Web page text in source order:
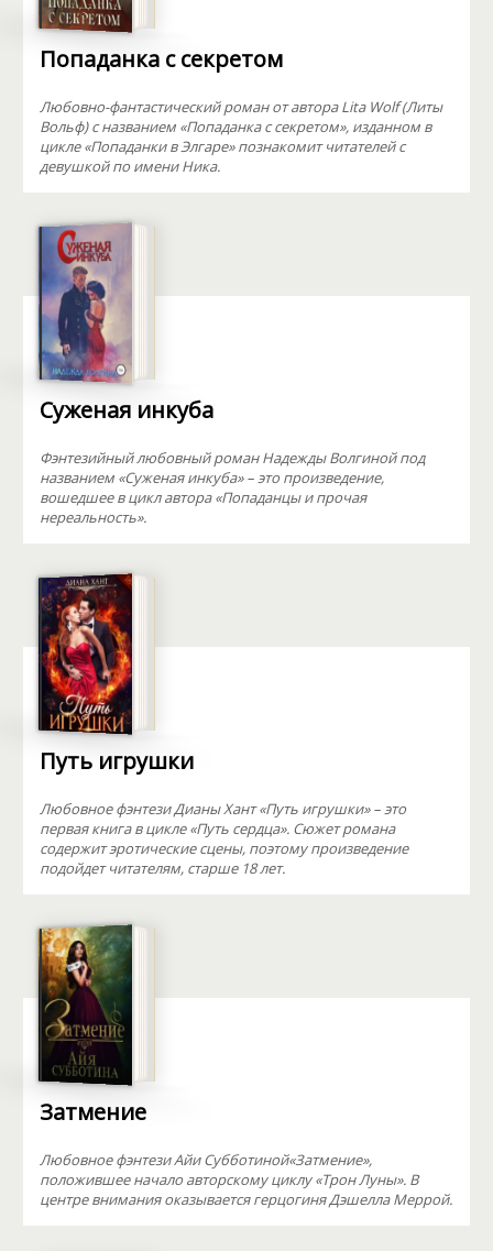
Попаданка с секретом
Любовно-фантастический роман от автора Lita Wolf (Литы
Вольф) с названием «Попаданка с секретом», изданном в
цикле «Попаданки в Элгаре» познакомит читателей с
девушкой по имени Ника.
Суженая инкуба
Фэнтезийный любовный роман Надежды Волгиной под
названием «Суженая инкуба» – это произведение,
вошедшее в цикл автора «Попаданцы и прочая
нереальность».
Путь игрушки
Любовное фэнтези Дианы Хант «Путь игрушки» – это
первая книга в цикле «Путь сердца». Сюжет романа
содержит эротические сцены, поэтому произведение
подойдет читателям, старше 18 лет.
Затмение
Любовное фэнтези Айи Субботиной«Затмение»,
положившее начало авторскому циклу «Трон Луны». В
центре внимания оказывается герцогиня Дэшелла Меррой.